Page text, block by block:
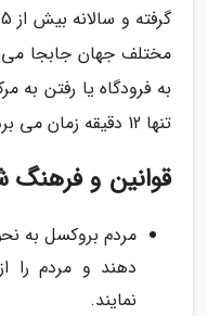
مختلف جهان جابجا می
به فرودگاه یا رفتن به
تنها 12 دقیقه زمان می برد.
قوانین و فرهنگ
مردم بروکسل به
دهند و مردم را
نمایند.